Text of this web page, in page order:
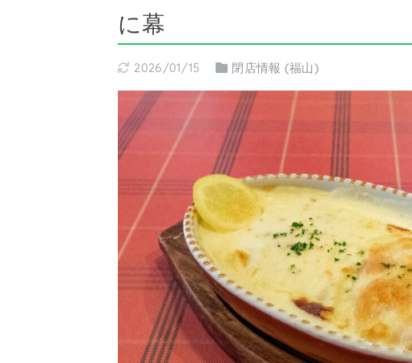
に幕
2026/01/15 閉店情報 (福山)